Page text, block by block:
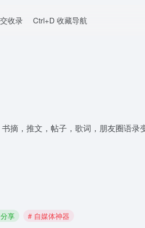
收录 Ctrl+D 收藏导航
摘，推文，帖子，歌词，朋友圈语录
享 # 自媒体神器